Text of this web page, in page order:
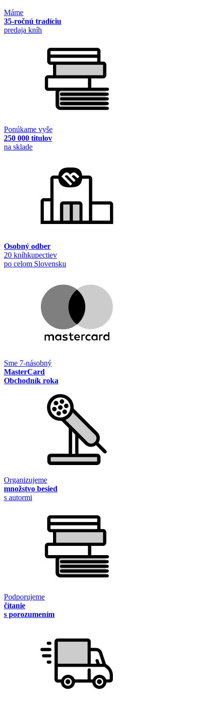
Máme
35-ročnú tradíciu
predaja kníh
Ponúkame vyše
250 000 titulov
na sklade
Osobný odber
20 kníhkupectiev
po celom Slovensku
Sme 7-násobný
MasterCard
Obchodník roka
Organizujeme
množstvo besied
s autormi
Podporujeme
čítanie
s porozumením